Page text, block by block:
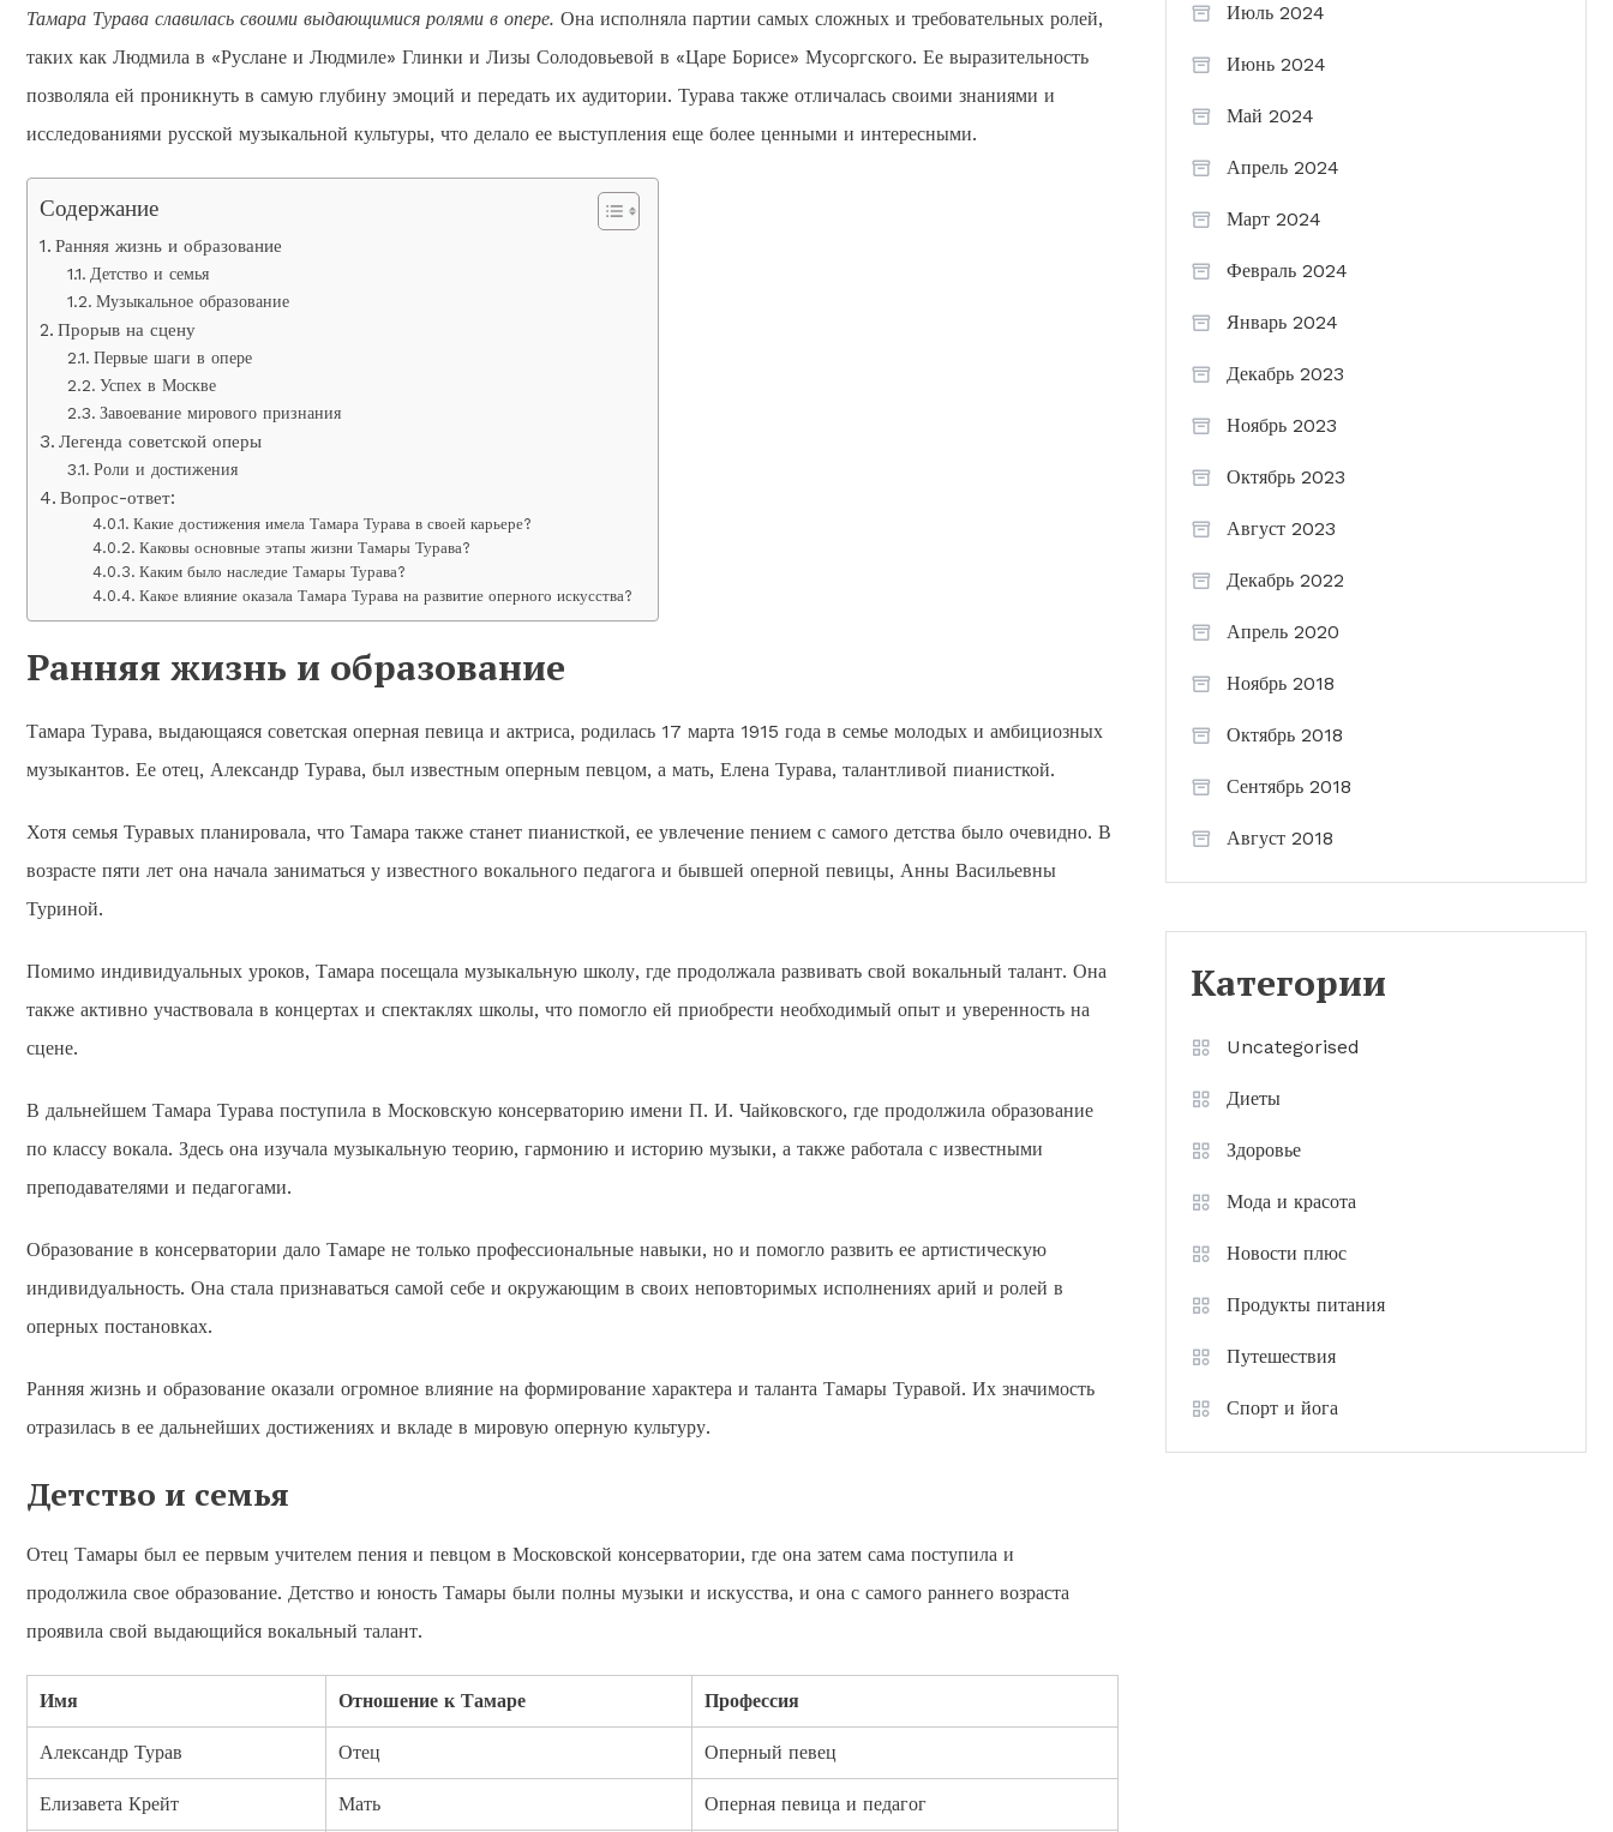
Тамара Турава славилась своими выдающимися ролями в опере. Она исполняла партии самых сложных и требовательных ролей,
таких как Людмила в «Руслане и Людмиле» Глинки и Лизы Солодовьевой в «Царе Борисе» Мусоргского. Ее выразительность
позволяла ей проникнуть в самую глубину эмоций и передать их аудитории. Турава также отличалась своими знаниями и
исследованиями русской музыкальной культуры, что делало ее выступления еще более ценными и интересными.
Содержание
Ранняя жизнь и образование
Детство и семья
Музыкальное образование
Прорыв на сцену
Первые шаги в опере
Успех в Москве
Завоевание мирового признания
Легенда советской оперы
Роли и достижения
Вопрос-ответ:
Какие достижения имела Тамара Турава в своей карьере?
Каковы основные этапы жизни Тамары Турава?
Каким было наследие Тамары Турава?
Какое влияние оказала Тамара Турава на развитие оперного искусства?
Ранняя жизнь и образование
Тамара Турава, выдающаяся советская оперная певица и актриса, родилась 17 марта 1915 года в семье молодых и амбициозных
музыкантов. Ее отец, Александр Турава, был известным оперным певцом, а мать, Елена Турава, талантливой пианисткой.
Хотя семья Туравых планировала, что Тамара также станет пианисткой, ее увлечение пением с самого детства было очевидно. В
возрасте пяти лет она начала заниматься у известного вокального педагога и бывшей оперной певицы, Анны Васильевны
Туриной.
Помимо индивидуальных уроков, Тамара посещала музыкальную школу, где продолжала развивать свой вокальный талант. Она
также активно участвовала в концертах и спектаклях школы, что помогло ей приобрести необходимый опыт и уверенность на
сцене.
В дальнейшем Тамара Турава поступила в Московскую консерваторию имени П. И. Чайковского, где продолжила образование
по классу вокала. Здесь она изучала музыкальную теорию, гармонию и историю музыки, а также работала с известными
преподавателями и педагогами.
Образование в консерватории дало Тамаре не только профессиональные навыки, но и помогло развить ее артистическую
индивидуальность. Она стала признаваться самой себе и окружающим в своих неповторимых исполнениях арий и ролей в
оперных постановках.
Ранняя жизнь и образование оказали огромное влияние на формирование характера и таланта Тамары Туравой. Их значимость
отразилась в ее дальнейших достижениях и вкладе в мировую оперную культуру.
Детство и семья
Отец Тамары был ее первым учителем пения и певцом в Московской консерватории, где она затем сама поступила и
продолжила свое образование. Детство и юность Тамары были полны музыки и искусства, и она с самого раннего возраста
проявила свой выдающийся вокальный талант.
Имя Отношение к Тамаре Профессия
Александр Турав Отец Оперный певец
Елизавета Крейт Мать Оперная певица и педагог
Июль 2024
Июнь 2024
Май 2024
Апрель 2024
Март 2024
Февраль 2024
Январь 2024
Декабрь 2023
Ноябрь 2023
Октябрь 2023
Август 2023
Декабрь 2022
Апрель 2020
Ноябрь 2018
Октябрь 2018
Сентябрь 2018
Август 2018
Категории
Uncategorised
Диеты
Здоровье
Мода и красота
Новости плюс
Продукты питания
Путешествия
Спорт и йога